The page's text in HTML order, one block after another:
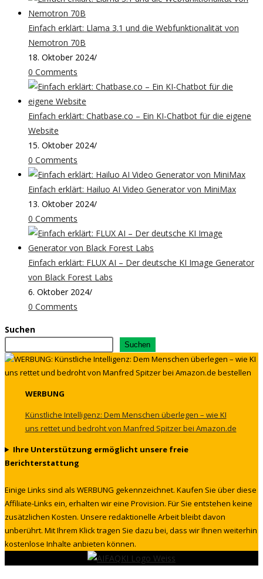
Einfach erklärt: Llama 3.1 und die Webfunktionalität von
Nemotron 70B
18. Oktober 2024/
0 Comments
Einfach erklärt: Chatbase.co – Ein KI-Chatbot für die eigene
Website
15. Oktober 2024/
0 Comments
Einfach erklärt: Hailuo AI Video Generator von MiniMax
13. Oktober 2024/
0 Comments
Einfach erklärt: FLUX AI – Der deutsche KI Image Generator
von Black Forest Labs
6. Oktober 2024/
0 Comments
Suchen
Suchen
WERBUNG
Künstliche Intelligenz: Dem Menschen überlegen – wie KI
uns rettet und bedroht von Manfred Spitzer bei Amazon.de
Ihre Unterstützung ermöglicht unsere freie
Berichterstattung
Einige Links sind als WERBUNG gekennzeichnet. Kaufen Sie über diese
Affiliate-Links ein, erhalten wir eine Provision. Für Sie entstehen keine
zusätzlichen Kosten. Unsere redaktionelle Arbeit bleibt davon
unberührt. Mit Ihrem Klick tragen Sie dazu bei, dass wir Ihnen weiterhin
kostenlose Inhalte anbieten können.